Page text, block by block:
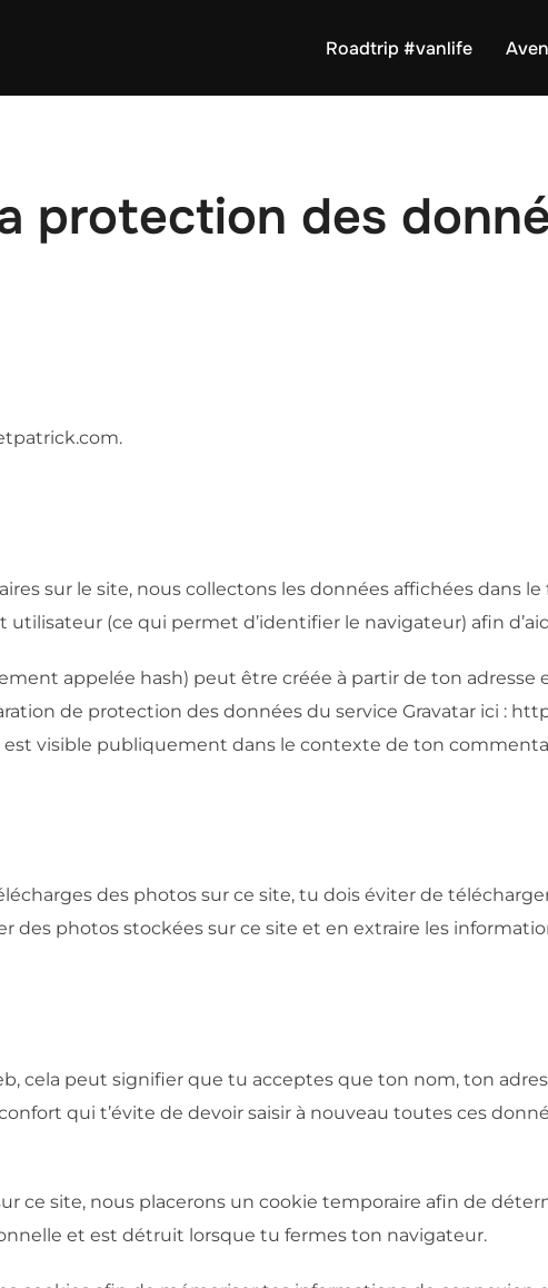
Roadtrip #vanlife
protection des
sur le site, nous collectons les données affichées dans
utilisateur (ce qui permet d’identifier le navigateur) afin
appelée hash) peut être créée à partir de ton adresse
de protection des données du service Gravatar ici :
visible publiquement dans le contexte de ton
des photos sur ce site, tu dois éviter de
des photos stockées sur ce site et en extraire les
cela peut signifier que tu acceptes que ton nom, ton
qui t’évite de devoir saisir à nouveau toutes ces
ce site, nous placerons un cookie temporaire afin de
et est détruit lorsque tu fermes ton navigateur.